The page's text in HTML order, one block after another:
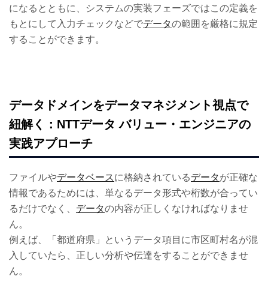
になるとともに、システムの実装フェーズではこの定義を
もとにして入力チェックなどでデータの範囲を厳格に規定
することができます。
データドメインをデータマネジメント視点で
紐解く：NTTデータ バリュー・エンジニアの
実践アプローチ
ファイルやデータベースに格納されているデータが正確な
情報であるためには、単なるデータ形式や桁数が合ってい
るだけでなく、 データの内容が正しくなければなりませ
ん。
例えば、「都道府県」というデータ項目に市区町村名が混
入していたら、正しい分析や伝達をすることができませ
ん。